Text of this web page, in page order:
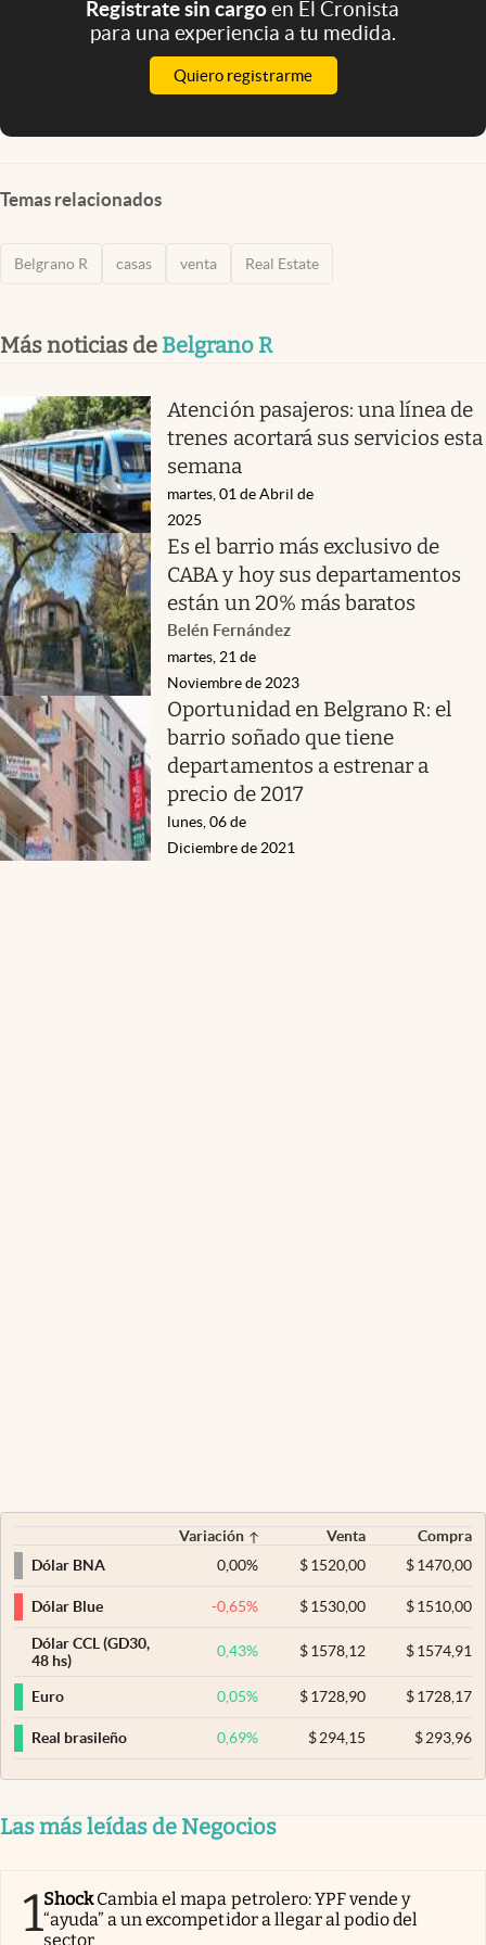
Registrate sin cargoen El Cronista
para una experiencia a tu medida.
Quiero registrarme
Temas relacionados
Belgrano R casas venta Real Estate
Más noticias de Belgrano R
Atención pasajeros: una línea de
trenes acortará sus servicios esta
semana
martes, 01 de Abril de
2025
Es el barrio más exclusivo de
CABA y hoy sus departamentos
están un 20% más baratos
Belén Fernández
martes, 21 de
Noviembre de 2023
Oportunidad en Belgrano R: el
barrio soñado que tiene
departamentos a estrenar a
precio de 2017
lunes, 06 de
Diciembre de 2021
Variación Venta
Compra
Dólar BNA
0,00% $ 1520,00 $1470,00
Dólar Blue -0,65% $ 1530,00 $1510,00
Dólar CCL (GD30,
48 hs)
0,43% $ 1578,12 $1574,91
Euro 0,05% $ 1728,90 $1728,17
Real brasileño 0,69% $ 294,15 $293,96
Las más leídas de Negocios
1Shock Cambia el mapa petrolero: YPF vende y
“ayuda” a un excompetidor a llegar al podio del
sector